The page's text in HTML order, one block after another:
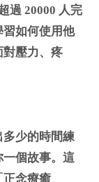
過 20000 人完
習如何使用他
對壓力、疼
多少的時間練
個故事。這
正念療癒